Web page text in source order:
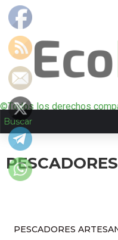
©Todos los derechos
PESCADORES